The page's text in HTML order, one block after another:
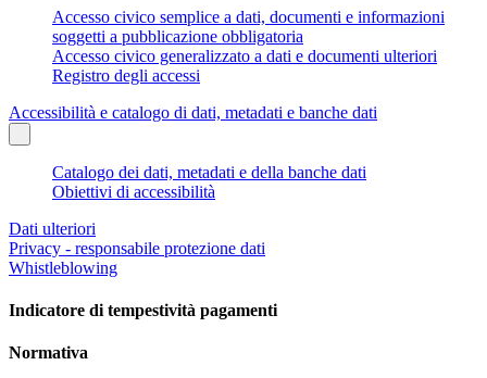
Accesso civico semplice a dati, documenti e informazioni
soggetti a pubblicazione obbligatoria
Accesso civico generalizzato a dati e documenti ulteriori
Registro degli accessi
Accessibilità e catalogo di dati, metadati e banche dati
Catalogo dei dati, metadati e della banche dati
Obiettivi di accessibilità
Dati ulteriori
Privacy - responsabile protezione dati
Whistleblowing
Indicatore di tempestività pagamenti
Normativa